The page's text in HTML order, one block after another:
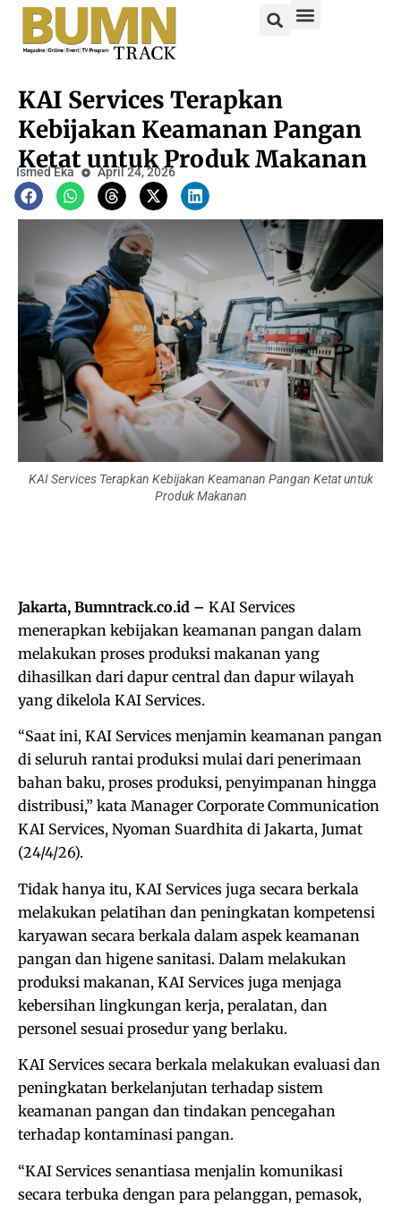
KAI Services Terapkan
Kebijakan Keamanan Pangan
Ketat untuk Produk Makanan
Ismed Eka April 24, 2026
KAI Services Terapkan Kebijakan Keamanan Pangan Ketat untuk
Produk Makanan
Jakarta, Bumntrack.co.id – KAI Services
menerapkan kebijakan keamanan pangan dalam
melakukan proses produksi makanan yang
dihasilkan dari dapur central dan dapur wilayah
yang dikelola KAI Services.
“Saat ini, KAI Services menjamin keamanan pangan
di seluruh rantai produksi mulai dari penerimaan
bahan baku, proses produksi, penyimpanan hingga
distribusi,” kata Manager Corporate Communication
KAI Services, Nyoman Suardhita di Jakarta, Jumat
(24/4/26).
Tidak hanya itu, KAI Services juga secara berkala
melakukan pelatihan dan peningkatan kompetensi
karyawan secara berkala dalam aspek keamanan
pangan dan higene sanitasi. Dalam melakukan
produksi makanan, KAI Services juga menjaga
kebersihan lingkungan kerja, peralatan, dan
personel sesuai prosedur yang berlaku.
KAI Services secara berkala melakukan evaluasi dan
peningkatan berkelanjutan terhadap sistem
keamanan pangan dan tindakan pencegahan
terhadap kontaminasi pangan.
“KAI Services senantiasa menjalin komunikasi
secara terbuka dengan para pelanggan, pemasok,